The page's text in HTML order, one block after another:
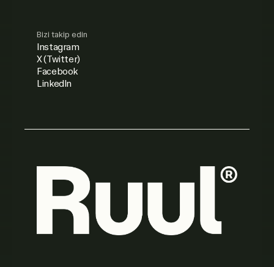
Bizi takip edin
Instagram
X (Twitter)
Facebook
LinkedIn